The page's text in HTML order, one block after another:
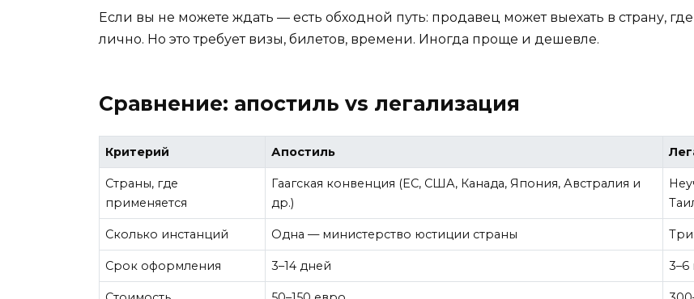
Если вы не можете ждать — есть обходной путь: продавец может выехать в страну,
лично. Но это требует визы, билетов, времени. Иногда проще и дешевле.
Сравнение: апостиль vs легализация
Критерий Апостиль
Страны, где
применяется
Гаагская конвенция (ЕС, США, Канада, Япония, Австралия и
др.)
Сколько инстанций Одна — министерство юстиции страны
Срок оформления 3–14 дней 3–6